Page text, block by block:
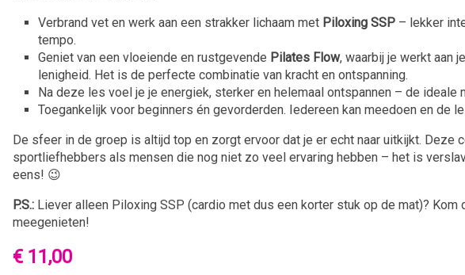
Verbrand vet en werk aan een strakker lichaam met Piloxing SSP – lekker
tempo.
Geniet van een vloeiende en rustgevende Pilates Flow, waarbij je werkt aan
lenigheid. Het is de perfecte combinatie van kracht en ontspanning.
Na deze les voel je je energiek, sterker en helemaal ontspannen – de ideale
Toegankelijk voor beginners én gevorderden. Iedereen kan meedoen en de
De sfeer in de groep is altijd top en zorgt ervoor dat je er echt naar uitkijkt.
sportliefhebbers als mensen die nog niet zo veel ervaring hebben – het is
eens! 😉
P.S.: Liever alleen Piloxing SSP (cardio met dus een korter stuk op de mat)? Kom
meegenieten!
€ 11,00